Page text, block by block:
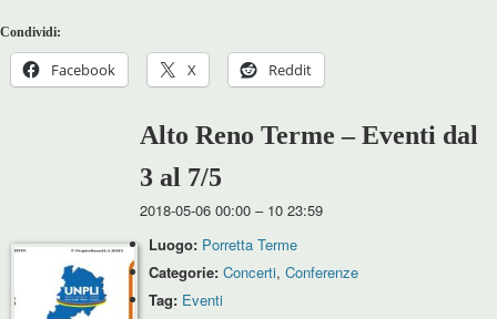
Condividi:
Facebook X Reddit
Alto Reno Terme – Eventi dal
3 al 7/5
2018-05-06 00:00 – 10 23:59
Luogo: Porretta Terme
Categorie: Concerti, Conferenze
Tag: Eventi